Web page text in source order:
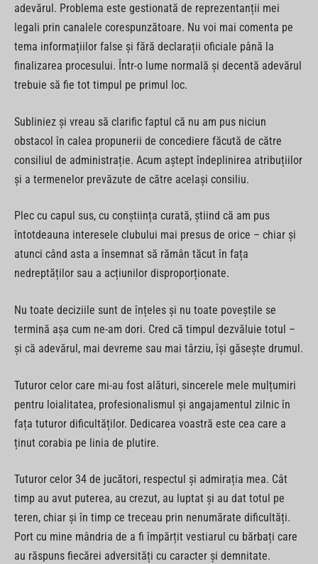
adevărul. Problema este gestionată de reprezentanții mei
legali prin canalele corespunzătoare. Nu voi mai comenta pe
tema informațiilor false și fără declarații oficiale până la
finalizarea procesului. Într-o lume normală și decentă adevărul
trebuie să fie tot timpul pe primul loc.
Subliniez și vreau să clarific faptul că nu am pus niciun
obstacol în calea propunerii de concediere făcută de către
consiliul de administrație. Acum aștept îndeplinirea atribuțiilor
și a termenelor prevăzute de către același consiliu.
Plec cu capul sus, cu conștiința curată, știind că am pus
întotdeauna interesele clubului mai presus de orice – chiar și
atunci când asta a însemnat să rămân tăcut în fața
nedreptăților sau a acțiunilor disproporționate.
Nu toate deciziile sunt de înțeles și nu toate poveștile se
termină așa cum ne-am dori. Cred că timpul dezvăluie totul –
și că adevărul, mai devreme sau mai târziu, își găsește drumul.
Tuturor celor care mi-au fost alături, sincerele mele mulțumiri
pentru loialitatea, profesionalismul și angajamentul zilnic în
fața tuturor dificultăților. Dedicarea voastră este cea care a
ținut corabia pe linia de plutire.
Tuturor celor 34 de jucători, respectul și admirația mea. Cât
timp au avut puterea, au crezut, au luptat și au dat totul pe
teren, chiar și în timp ce treceau prin nenumărate dificultăți.
Port cu mine mândria de a fi împărțit vestiarul cu bărbați care
au răspuns fiecărei adversități cu caracter și demnitate.